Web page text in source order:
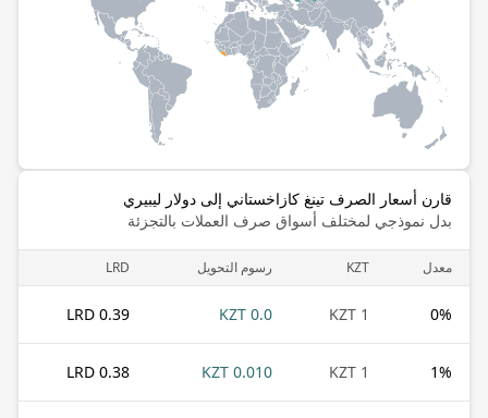
قارن أسعار الصرف تينغ كازاخستاني إلى دولار ليبيري
بدل نموذجي لمختلف أسواق صرف العملات بالتجزئة
معدل KZT رسوم التحويل LRD
0%
1 KZT
0.0 KZT
0.39 LRD
1%
1 KZT
0.010 KZT
0.38 LRD